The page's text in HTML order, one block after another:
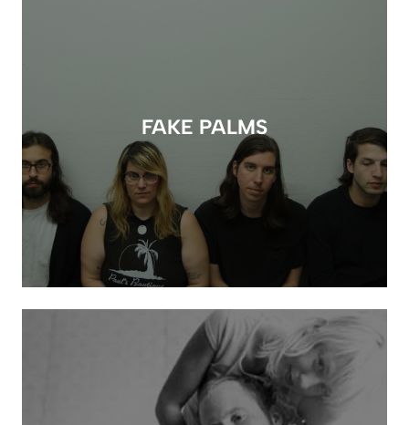
FAKE PALMS